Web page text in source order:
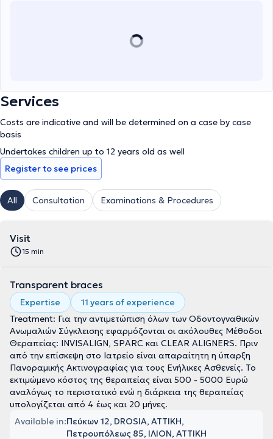
Services
Costs are indicative and will be determined on a case by case
basis
Undertakes children up to 12 years old as well
Register to see prices
All Consultation Examinations & Procedures
Visit
15 min
Transparent braces
Expertise
11 years of experience
Treatment: Για την αντιμετώπιση όλων των Οδοντογναθικών
Ανωμαλιών Σύγκλεισης εφαρμόζονται οι ακόλουθες Μέθοδοι
Θεραπείας: INVISALIGN, SPARC και CLEAR ALIGNERS. Πριν
από την επίσκεψη στο Ιατρείο είναι απαραίτητη η ύπαρξη
Πανοραμικής Ακτινογραφίας για τους Ενήλικες Ασθενείς. Το
εκτιμώμενο κόστος της θεραπείας είναι 500 - 5000 Ευρώ
αναλόγως το περιστατικό ενώ η διάρκεια της θεραπείας
υπολογίζεται από 4 έως και 20 μήνες.
Available in:Πεύκων 12, DROSIA, ΑΤΤΙΚΗ
Πετρουπόλεως 85, ΙΛΙΟΝ, ΑΤΤΙΚΗ